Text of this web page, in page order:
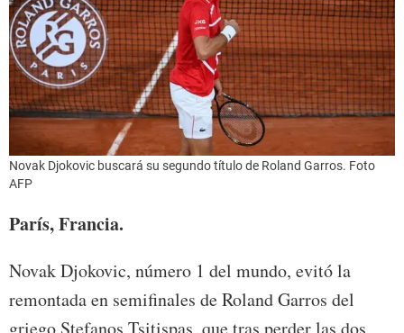
Novak Djokovic buscará su segundo título de Roland Garros. Foto
AFP
París, Francia.
Novak Djokovic, número 1 del mundo, evitó la
remontada en semifinales de Roland Garros del
griego Stefanos Tsitispas, que tras perder las dos